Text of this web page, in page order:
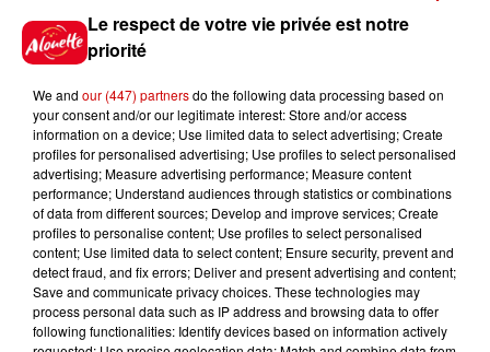
Alouette vous invite à
Futuroscope Xperiences !
Le Duel - Gagnez votre balade
en jet ski !
Le respect de votre vie privée est notre
priorité
We and our (447) partnersdo the following data processing based on
your consent and/or our legitimate interest: Store and/or access
information on a device; Use limited data to select advertising; Create
profiles for personalised advertising; Use profiles to select personalised
advertising; Measure advertising performance; Measure content
performance; Understand audiences through statistics or combinations
of data from different sources; Develop and improve services; Create
profiles to personalise content; Use profiles to select personalised
content; Use limited data to select content; Ensure security, prevent and
detect fraud, and fix errors; Deliver and present advertising and content;
Save and communicate privacy choices. These technologies may
process personal data such as IP address and browsing data to offer
following functionalities: Identify devices based on information actively